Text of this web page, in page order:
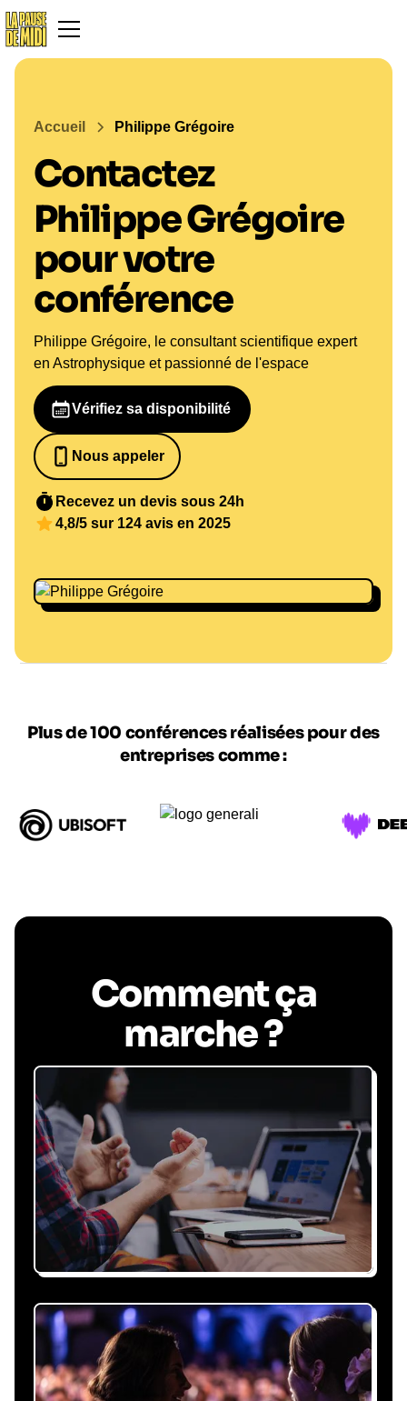
Accueil Philippe Grégoire
Contactez
Philippe Grégoire
pour votre
conférence
Philippe Grégoire, le consultant scientifique expert
en Astrophysique et passionné de l'espace
Vérifiez sa disponibilité
Nous appeler
0652698481
Recevez un devis sous 24h
4,8/5 sur 124 avis en 2025
Plus de 100 conférences réalisées pour des
entreprises comme :
Comment ça
marche ?
Recevez une proposition
sous 24h
Expliquez-nous vos besoins, on vous répond